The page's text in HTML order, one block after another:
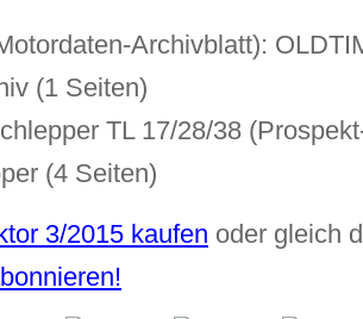
Archivblatt):
(1 Seiten)
TL 17/28/38
(4 Seiten)
3/2015 kaufen oder gleich
!